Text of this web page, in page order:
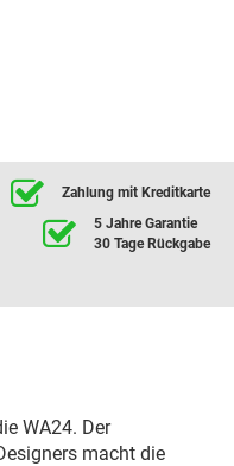
Zahlung mit Kreditkarte
5 Jahre Garantie
30 Tage Rückgabe
WA24. Der
macht die